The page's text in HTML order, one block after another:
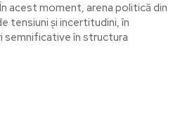
acest moment, arena politică din
tensiuni și incertitudini, în
semnificative în structura